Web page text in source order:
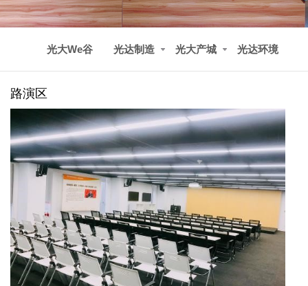
光大We谷 光达制造 光大产城 光达环境
路演区